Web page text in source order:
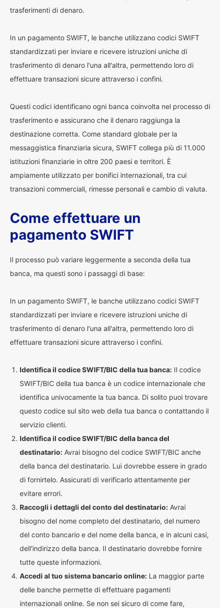
trasferimenti di denaro.
In un pagamento SWIFT, le banche utilizzano codici SWIFT
standardizzati per inviare e ricevere istruzioni uniche di
trasferimento di denaro l'una all'altra, permettendo loro di
effettuare transazioni sicure attraverso i confini.
Questi codici identificano ogni banca coinvolta nel processo di
trasferimento e assicurano che il denaro raggiunga la
destinazione corretta. Come standard globale per la
messaggistica finanziaria sicura, SWIFT collega più di 11.000
istituzioni finanziarie in oltre 200 paesi e territori. È
ampiamente utilizzato per bonifici internazionali, tra cui
transazioni commerciali, rimesse personali e cambio di valuta.
Come effettuare un
pagamento SWIFT
Il processo può variare leggermente a seconda della tua
banca, ma questi sono i passaggi di base:
In un pagamento SWIFT, le banche utilizzano codici SWIFT
standardizzati per inviare e ricevere istruzioni uniche di
trasferimento di denaro l'una all'altra, permettendo loro di
effettuare transazioni sicure attraverso i confini.
Identifica il codice SWIFT/BIC della tua banca: Il codice
SWIFT/BIC della tua banca è un codice internazionale che
identifica univocamente la tua banca. Di solito puoi trovare
questo codice sul sito web della tua banca o contattando il
servizio clienti.
Identifica il codice SWIFT/BIC della banca del
destinatario: Avrai bisogno del codice SWIFT/BIC anche
della banca del destinatario. Lui dovrebbe essere in grado
di fornirtelo. Assicurati di verificarlo attentamente per
evitare errori.
Raccogli i dettagli del conto del destinatario: Avrai
bisogno del nome completo del destinatario, del numero
del conto bancario e del nome della banca, e in alcuni casi,
dell'indirizzo della banca. Il destinatario dovrebbe fornire
tutte queste informazioni.
Accedi al tuo sistema bancario online: La maggior parte
delle banche permette di effettuare pagamenti
internazionali online. Se non sei sicuro di come fare,